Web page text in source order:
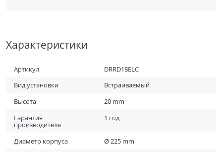
Характеристики
Артикул
DRRD18ELC
Вид установки
Встраиваемый
Высота
20 mm
Гарантия
производителя
1 год
Диаметр корпуса
Ø 225 mm